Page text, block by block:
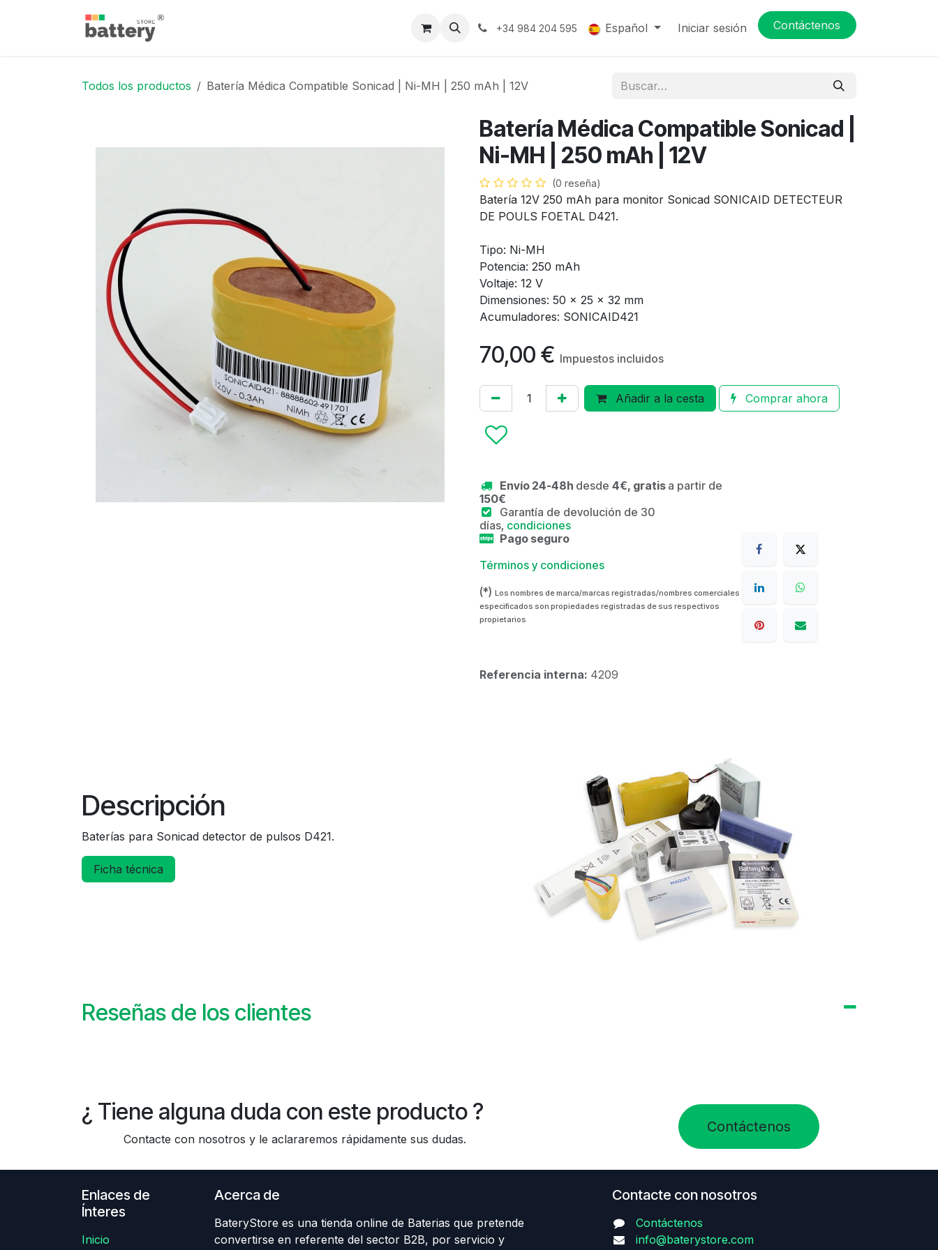
+34 984 204 595 Español Iniciar sesión Contáctenos
Todos los productos Batería Médica Compatible Sonicad | Ni-MH | 250 mAh | 12V
Batería Médica Compatible Sonicad |
Ni-MH | 250 mAh | 12V
(0 reseña)
Batería 12V 250 mAh para monitor Sonicad SONICAID DETECTEUR
DE POULS FOETAL D421.
Tipo: Ni-MH
Potencia: 250 mAh
Voltaje: 12 V
Dimensiones: 50 x 25 x 32 mm
Acumuladores: SONICAID421
70,00 € Impuestos incluidos
Añadir a la cesta Comprar ahora
Envío 24-48h desde 4€, gratis a partir de
150€
Garantía de devolución de 30
días, condiciones
Pago seguro
Términos y condiciones
(*) Los nombres de marca/marcas registradas/nombres comerciales
especificados son propiedades registradas de sus respectivos
propietarios
Referencia interna: 4209
Descripción
Baterías para Sonicad detector de pulsos D421.
Ficha técnica
Reseñas de los clientes
¿ Tiene alguna duda con este producto ?
Contacte con nosotros y le aclararemos rápidamente sus dudas.
Contáctenos
Enlaces de
Ínteres
Inicio
Acerca de
BateryStore es una tienda online de Baterias que pretende
convertirse en referente del sector B2B, por servicio y
Contacte con nosotros
Contáctenos
info@baterystore.com